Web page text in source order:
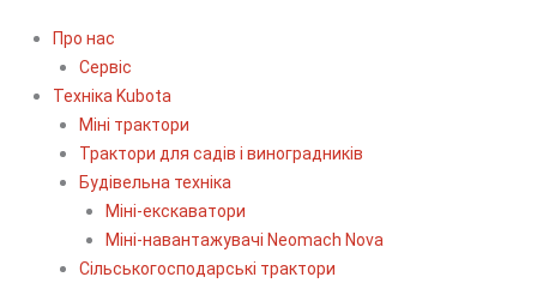
Про нас
Сервіс
Технiка Kubota
Міні трактори
Трактори для садів і виноградників
Будівельна техніка
Міні-екскаватори
Міні-навантажувачі Neomach Nova
Сільськогосподарські трактори